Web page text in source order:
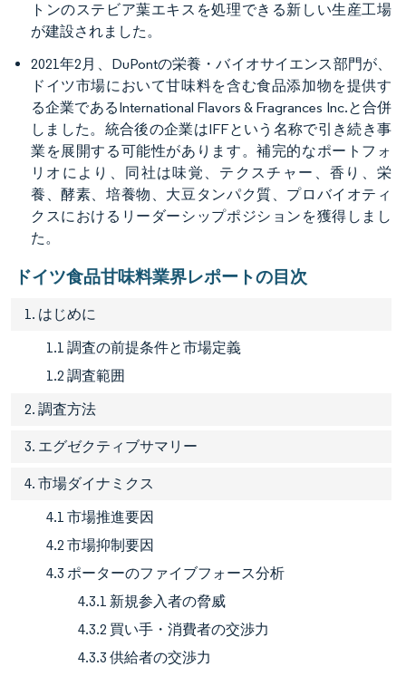
トンのステビア葉エキスを処理できる新しい生産工場
が建設されました。
2021年2月、DuPontの栄養・バイオサイエンス部門が、
ドイツ市場において甘味料を含む食品添加物を提供す
る企業であるInternational Flavors & Fragrances Inc.と合併
しました。統合後の企業はIFFという名称で引き続き事
業を展開する可能性があります。補完的なポートフォ
リオにより、同社は味覚、テクスチャー、香り、栄
養、酵素、培養物、大豆タンパク質、プロバイオティ
クスにおけるリーダーシップポジションを獲得しまし
た。
ドイツ食品甘味料業界レポートの目次
1. はじめに
1.1 調査の前提条件と市場定義
1.2 調査範囲
2. 調査方法
3. エグゼクティブサマリー
4. 市場ダイナミクス
4.1 市場推進要因
4.2 市場抑制要因
4.3 ポーターのファイブフォース分析
4.3.1 新規参入者の脅威
4.3.2 買い手・消費者の交渉力
4.3.3 供給者の交渉力